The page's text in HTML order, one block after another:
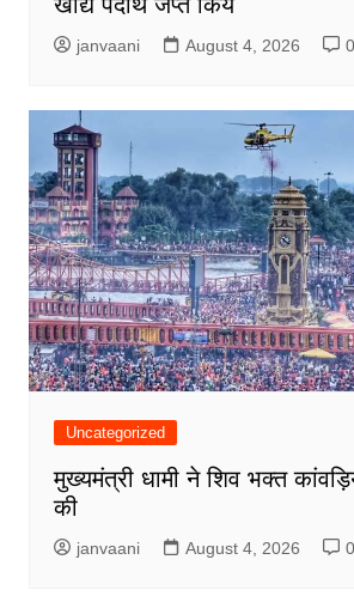
janvaani August 4, 2026 0
Uncategorized
मुख्यमंत्री धामी ने शिव भक्त
की
janvaani August 4, 2026 0